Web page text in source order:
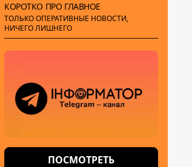
КОРОТКО ПРО ГЛАВНОЕ
ТОЛЬКО ОПЕРАТИВНЫЕ НОВОСТИ,
НИЧЕГО ЛИШНЕГО
ПОСМОТРЕТЬ